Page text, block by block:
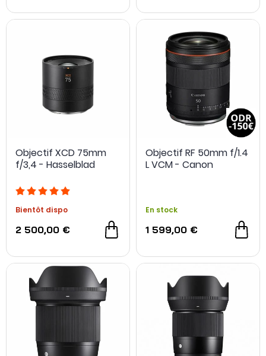
OCCASION
Objectif XCD 75mm
f/3,4 - Hasselblad
Bientôt dispo
2 500,00 €
Objectif RF 50mm f/1.4
L VCM - Canon
En stock
1 599,00 €